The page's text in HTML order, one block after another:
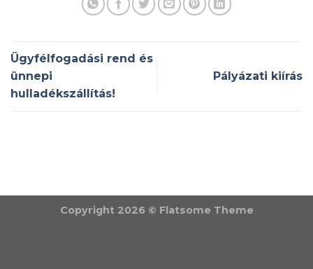
Ügyfélfogadási rend és
ünnepi
hulladékszállítás!
Pályázati kiírás
Copyright 2026 © Flatsome Theme